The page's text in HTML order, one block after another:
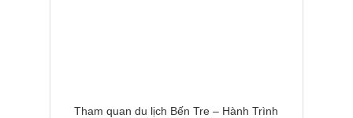
Tham quan du lịch Bến Tre – Hành Trình